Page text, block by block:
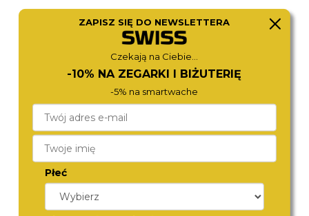
ZAPISZ SIĘ DO NEWSLETTERA
Czekają na Ciebie...
-10% NA ZEGARKI I BIŻUTERIĘ
-5% na smartwache
Płeć